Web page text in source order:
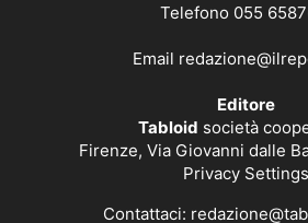
Telefono 055
Email
Editore
Tabloid società
Firenze, Via Giovanni dalle
Privacy Settings
Contattaci: